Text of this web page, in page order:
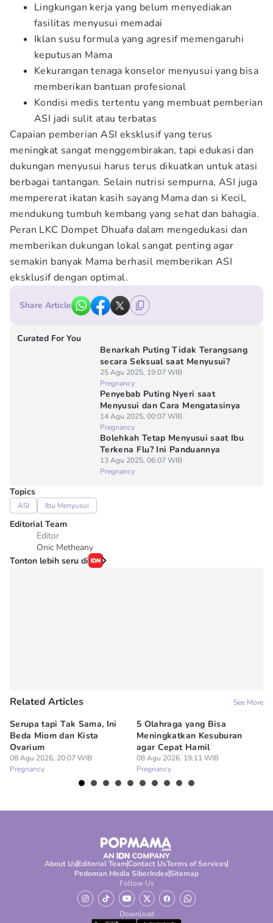
Lingkungan kerja yang belum menyediakan
fasilitas menyusui memadai
Iklan susu formula yang agresif memengaruhi
keputusan Mama
Kekurangan tenaga konselor menyusui yang bisa
memberikan bantuan profesional
Kondisi medis tertentu yang membuat pemberian
ASI jadi sulit atau terbatas
Capaian pemberian ASI eksklusif yang terus
meningkat sangat menggembirakan, tapi edukasi dan
dukungan menyusui harus terus dikuatkan untuk atasi
berbagai tantangan. Selain nutrisi sempurna, ASI juga
mempererat ikatan kasih sayang Mama dan si Kecil,
mendukung tumbuh kembang yang sehat dan bahagia.
Peran LKC Dompet Dhuafa dalam mengedukasi dan
memberikan dukungan lokal sangat penting agar
semakin banyak Mama berhasil memberikan ASI
eksklusif dengan optimal.
Share Article
Curated For You
Benarkah Puting Tidak Terangsang
secara Seksual saat Menyusui?
25 Agu 2025, 19:07 WIB
Pregnancy
Penyebab Puting Nyeri saat
Menyusui dan Cara Mengatasinya
14 Agu 2025, 00:07 WIB
Pregnancy
Bolehkah Tetap Menyusui saat Ibu
Terkena Flu? Ini Panduannya
13 Agu 2025, 06:07 WIB
Pregnancy
Topics
ASI Ibu Menyusui
Editorial Team
Editor
Onic Metheany
Tonton lebih seru di
Related Articles See More
Serupa tapi Tak Sama, Ini
Beda Miom dan Kista
Ovarium
08 Agu 2026, 20:07 WIB
Pregnancy
5 Olahraga yang Bisa
Meningkatkan Kesuburan
agar Cepat Hamil
08 Agu 2026, 19:11 WIB
Pregnancy
About UsEditorial TeamContact UsTerms of Services
Pedoman Media SiberIndexSitemap
Follow Us
Download